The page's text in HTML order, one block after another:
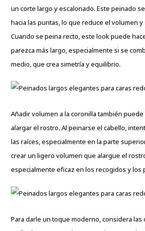
un corte largo y escalonado. Este peinado
hacia las puntas, lo que reduce el volumen
Cuando se peina recto, este look puede
parezca más largo, especialmente si se
medio, que crea simetría y equilibrio.
Añadir volumen a la coronilla también
alargar el rostro. Al peinarse el cabello,
las raíces, especialmente en la parte
crear un ligero volumen que alargue el
especialmente eficaz en los recogidos y los
Para darle un toque moderno, considera las